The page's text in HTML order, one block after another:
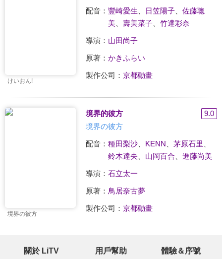
けいおん!
配音： 豐崎愛生 日笠陽子、 佐藤聰
美、 壽美菜子、 竹達彩奈
導演： 山田尚子
原著： かきふらい
製作公司： 京都動畫
境界の彼方
境界的彼方
9.0
境界の彼方
配音： 種田梨沙、 KENN 茅原石里
鈴木達央、 山岡百合 進藤尚美
導演： 石立太一
原著： 鳥居奈古夢
製作公司： 京都動畫
關於 LiTV 用戶幫助 體驗＆序號